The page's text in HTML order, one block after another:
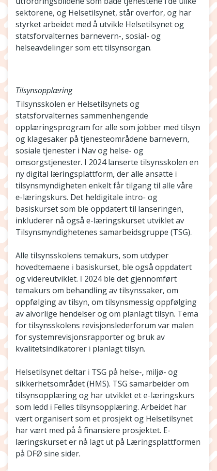
sektorene, og Helsetilsynet, står overfor, og har
styrket arbeidet med å utvikle Helsetilsynet og
statsforvalternes barnevern-, sosial- og
helseavdelinger som ett tilsynsorgan.
Tilsynsopplæring
Tilsynsskolen er Helsetilsynets og
statsforvalternes sammenhengende
opplæringsprogram for alle som jobber med tilsyn
og klagesaker på tjenesteområdene barnevern,
sosiale tjenester i Nav og helse- og
omsorgstjenester. I 2024 lanserte tilsynsskolen en
ny digital læringsplattform, der alle ansatte i
tilsynsmyndigheten enkelt får tilgang til alle våre
e-læringskurs. Det heldigitale intro- og
basiskurset som ble oppdatert til lanseringen,
inkluderer nå også e-læringskurset utviklet av
Tilsynsmyndighetenes samarbeidsgruppe (TSG).
Alle tilsynsskolens temakurs, som utdyper
hovedtemaene i basiskurset, ble også oppdatert
og videreutviklet. I 2024 ble det gjennomført
temakurs om behandling av tilsynssaker, om
oppfølging av tilsyn, om tilsynsmessig oppfølging
av alvorlige hendelser og om planlagt tilsyn. Tema
for tilsynsskolens revisjonslederforum var malen
for systemrevisjonsrapporter og bruk av
kvalitetsindikatorer i planlagt tilsyn.
Helsetilsynet deltar i TSG på helse-, miljø- og
sikkerhetsområdet (HMS). TSG samarbeider om
tilsynsopplæring og har utviklet et e-læringskurs
som ledd i Felles tilsynsopplæring. Arbeidet har
vært organisert som et prosjekt og Helsetilsynet
har vært med på å finansiere prosjektet. E-
læringskurset er nå lagt ut på Læringsplattformen
på DFØ sine sider.